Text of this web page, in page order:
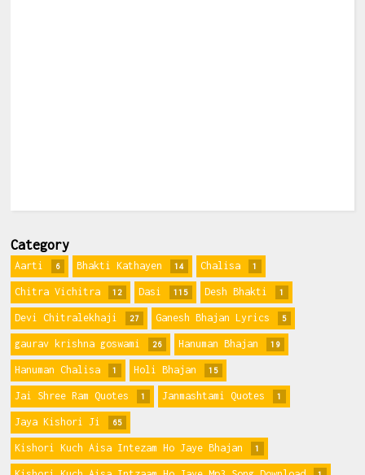
Category
Aarti 6 Bhakti Kathayen 14 Chalisa 1
Chitra Vichitra 12 Dasi 115 Desh Bhakti 1
Devi Chitralekhaji 27 Ganesh Bhajan Lyrics 5
gaurav krishna goswami 26 Hanuman Bhajan 19
Hanuman Chalisa 1 Holi Bhajan 15
Jai Shree Ram Quotes 1 Janmashtami Quotes 1
Jaya Kishori Ji 65
Kishori Kuch Aisa Intezam Ho Jaye Bhajan 1